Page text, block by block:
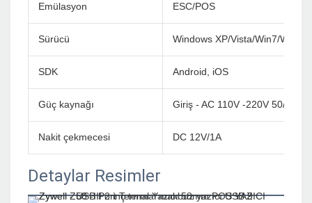
Emülasyon ESC/POS
Sürücü Windows XP/Vista/Win7/Win8/
SDK Android, iOS
Güç kaynağı Giriş - AC 110V -220V 50/
Nakit çekmecesi DC 12V/1A
Detaylar Resimler